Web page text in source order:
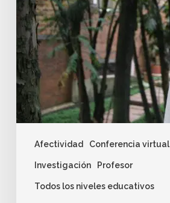
Afectividad Conferencia virtual
Investigación Profesor
Todos los niveles educativos